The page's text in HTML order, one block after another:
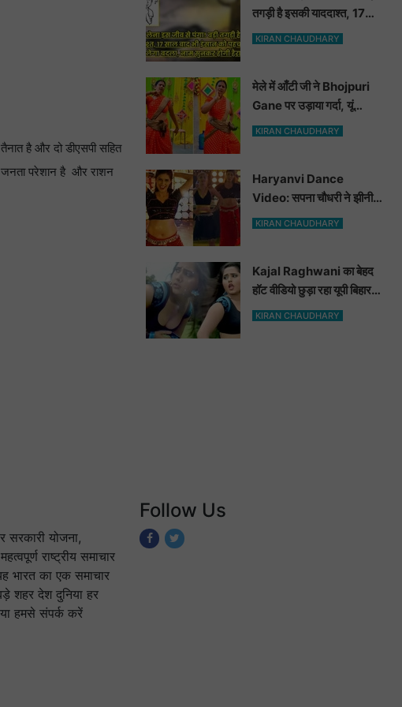
है और दो डीएसपी सहित
जनता परेशान है और राशन
तगड़ी है इसकी याददाश्त, 17
साल बाद भी इंसान को पहचानकर
KIRAN CHAUDHARY
मेले में आँटी जी ने Bhojpuri
Gane पर उड़ाया गर्दा, यूं
मटकाई कमर देख भोजपुरी
KIRAN CHAUDHARY
Haryanvi Dance
Video: सपना चौधरी ने झीनी
कुर्ती में जोबन हिलाकर कुँवारों को
KIRAN CHAUDHARY
Kajal Raghwani का बेहद
हॉट वीडियो छुड़ा रहा यूपी बिहार
वालों के पसीने, वीडियो देख आप
KIRAN CHAUDHARY
योजना,
राष्ट्रीय समाचार
भारत का एक समाचार
शहर देश दुनिया हर
हमसे संपर्क करें
Follow Us